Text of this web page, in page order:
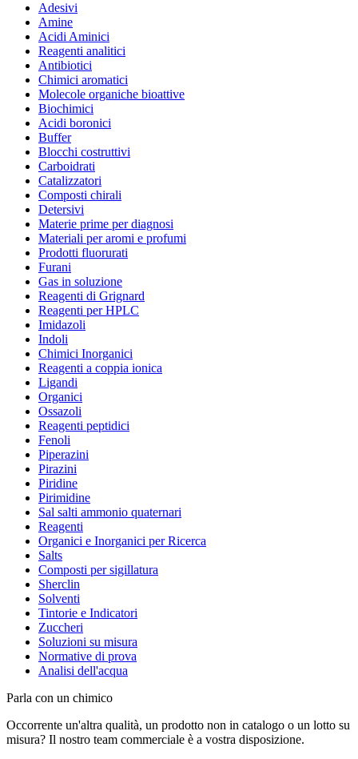
Adesivi
Amine
Acidi Aminici
Reagenti analitici
Antibiotici
Chimici aromatici
Molecole organiche bioattive
Biochimici
Acidi boronici
Buffer
Blocchi costruttivi
Carboidrati
Catalizzatori
Composti chirali
Detersivi
Materie prime per diagnosi
Materiali per aromi e profumi
Prodotti fluorurati
Furani
Gas in soluzione
Reagenti di Grignard
Reagenti per HPLC
Imidazoli
Indoli
Chimici Inorganici
Reagenti a coppia ionica
Ligandi
Organici
Ossazoli
Reagenti peptidici
Fenoli
Piperazini
Pirazini
Piridine
Pirimidine
Sal salti ammonio quaternari
Reagenti
Organici e Inorganici per Ricerca
Salts
Composti per sigillatura
Sherclin
Solventi
Tintorie e Indicatori
Zuccheri
Soluzioni su misura
Normative di prova
Analisi dell'acqua
Parla con un chimico
Occorrente un'altra qualità, un prodotto non in catalogo o un lotto su
misura? Il nostro team commerciale è a vostra disposizione.